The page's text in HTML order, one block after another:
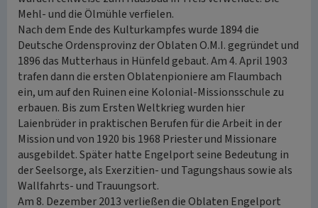
Mehl- und die Ölmühle verfielen.
Nach dem Ende des Kulturkampfes wurde 1894 die
Deutsche Ordensprovinz der Oblaten O.M.I. gegründet und
1896 das Mutterhaus in Hünfeld gebaut. Am 4. April 1903
trafen dann die ersten Oblatenpioniere am Flaumbach
ein, um auf den Ruinen eine Kolonial-Missionsschule zu
erbauen. Bis zum Ersten Weltkrieg wurden hier
Laienbrüder in praktischen Berufen für die Arbeit in der
Mission und von 1920 bis 1968 Priester und Missionare
ausgebildet. Später hatte Engelport seine Bedeutung in
der Seelsorge, als Exerzitien- und Tagungshaus sowie als
Wallfahrts- und Trauungsort.
Am 8. Dezember 2013 verließen die Oblaten Engelport